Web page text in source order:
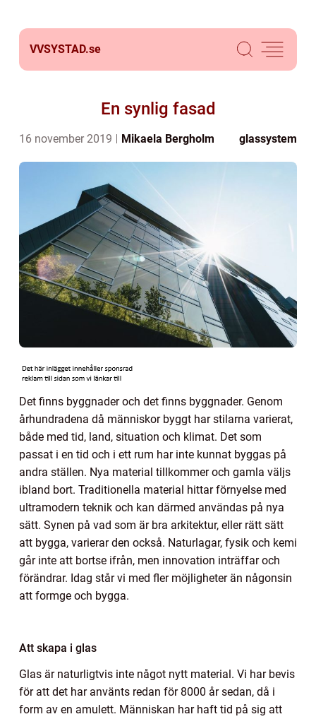
VVSYSTAD.se
En synlig fasad
16 november 2019 Mikaela Bergholm glassystem
Det finns byggnader och det finns byggnader. Genom
århundradena då människor byggt har stilarna varierat,
både med tid, land, situation och klimat. Det som
passat i en tid och i ett rum har inte kunnat byggas på
andra ställen. Nya material tillkommer och gamla väljs
ibland bort. Traditionella material hittar förnyelse med
ultramodern teknik och kan därmed användas på nya
sätt. Synen på vad som är bra arkitektur, eller rätt sätt
att bygga, varierar den också. Naturlagar, fysik och kemi
går inte att bortse ifrån, men innovation inträffar och
förändrar. Idag står vi med fler möjligheter än någonsin
att formge och bygga.
Att skapa i glas
Glas är naturligtvis inte något nytt material. Vi har bevis
för att det har använts redan för 8000 år sedan, då i
form av en amulett. Människan har haft tid på sig att